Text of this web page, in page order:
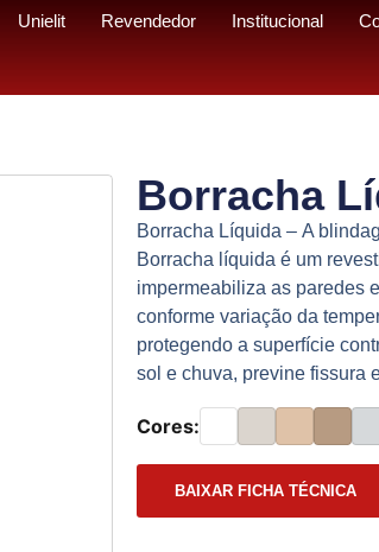
Unielit Revendedor Institucional
Borracha
Borracha Líquida – A
Borracha líquida é um
impermeabiliza as paredes
conforme variação da
protegendo a superfície
sol e chuva, previne fissura
Cores:
BAIXAR FICHA TÉCNICA